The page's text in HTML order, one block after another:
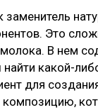
заменитель
Это
В нем
какой-
для